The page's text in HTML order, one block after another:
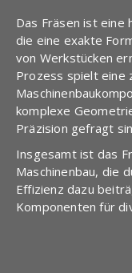
Das Fräsen ist eine
die eine exakte
von Werkstücken
Prozess spielt eine
komplexe
Präzision gefragt
Insgesamt ist das
Maschinenbau, die
Effizienz dazu
Komponenten für